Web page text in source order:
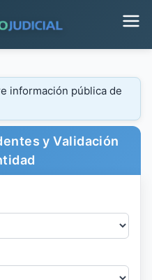
información pública de
y Validación